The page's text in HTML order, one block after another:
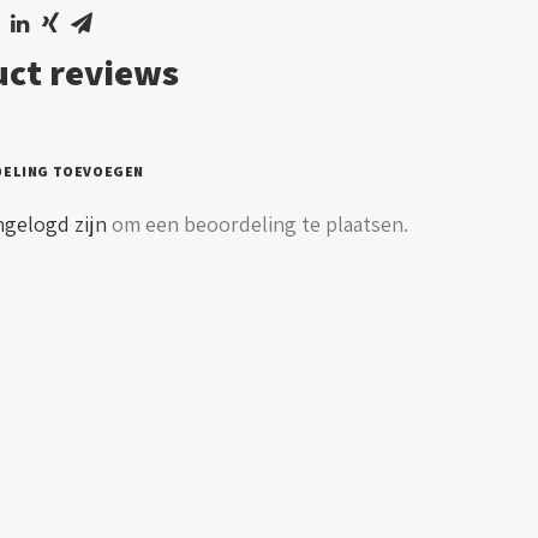
reviews
TOEVOEGEN
zijn om een beoordeling te plaatsen.